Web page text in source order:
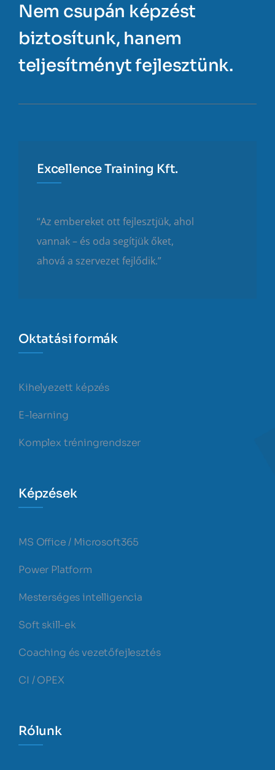
Nem csupán képzést
biztosítunk, hanem
teljesítményt fejlesztünk.
Excellence Training Kft.
“Az embereket ott fejlesztjük, ahol
vannak – és oda segítjük őket,
ahová a szervezet fejlődik.”
Oktatási formák
Kihelyezett képzés
E-learning
Komplex tréningrendszer
Képzések
MS Office / Microsoft365
Power Platform
Mesterséges intelligencia
Soft skill-ek
Coaching és vezetőfejlesztés
CI / OPEX
Rólunk